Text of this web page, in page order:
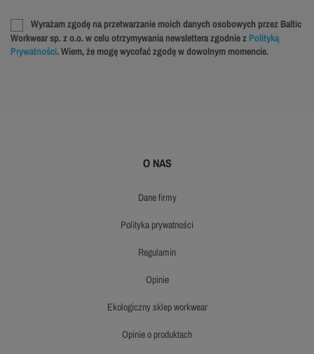
Wyrażam zgodę na przetwarzanie moich danych osobowych przez Baltic
Workwear sp. z o.o. w celu otrzymywania newslettera zgodnie z Polityką
Prywatności. Wiem, że mogę wycofać zgodę w dowolnym momencie.
O NAS
dane firmy
polityka prywatności
regulamin
opinie
ekologiczny sklep workwear
opinie o produktach